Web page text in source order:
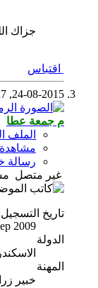
جزاك
اقتباس
24-08-2015,
م جمعة عطا
رسالة
غير متصل
تاريخ التسجيل
2009
الدولة
المهنة
خبير